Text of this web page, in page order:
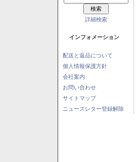
詳細検索
インフォメーション
配送と返品について
個人情報保護方針
会社案内
お問い合わせ
サイトマップ
ニュースレター登録解除